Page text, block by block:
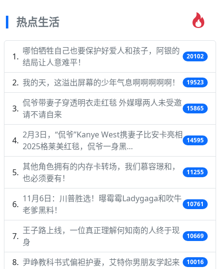
热点生活
哪怕牺牲自己也要保护好爱人和孩子，阿银的
结局让人意难平！
20102
我的天，这溢出屏幕的少年气息啊啊啊啊啊！ 19523
侃爷带妻子穿透明衣走红毯 外媒曝两人未受邀
请不请自来
15865
2月3日，“侃爷”Kanye West携妻子比安卡亮相
2025格莱美红毯，侃爷一身黑…
14595
其他角色拥有的内存卡转场，我们慕容璟和，
也必须要有！
11255
11月6日：川普胜选！曝霉霉Ladygaga和吹牛
老爹黑料！
10761
王子路上线，一位真正理解何知南的人终于现
身
10669
尹峥教科书式偏袒护妻，艾特你男朋友学起来 10016